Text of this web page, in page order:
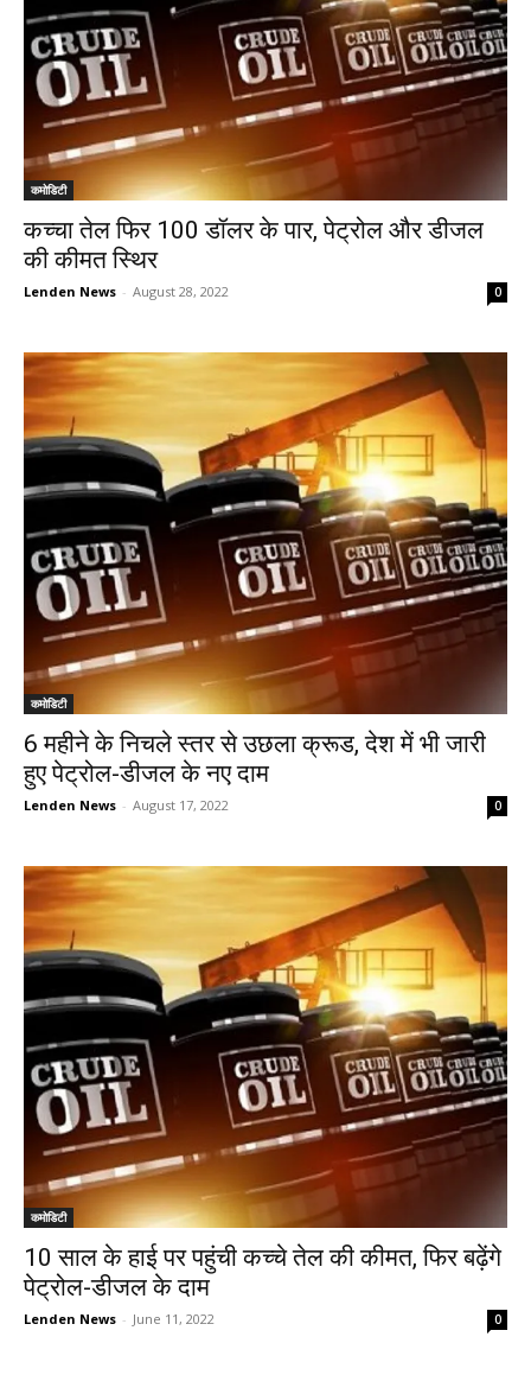
कमोडिटी
कच्चा तेल फिर 100 डॉलर के पार, पेट्रोल और डीजल
की कीमत स्थिर
Lenden News - August 28, 2022 0
कमोडिटी
6 महीने के निचले स्तर से उछला क्रूड, देश में भी जारी
हुए पेट्रोल-डीजल के नए दाम
Lenden News - August 17, 2022 0
कमोडिटी
10 साल के हाई पर पहुंची कच्चे तेल की कीमत, फिर बढ़ेंगे
पेट्रोल-डीजल के दाम
Lenden News - June 11, 2022 0